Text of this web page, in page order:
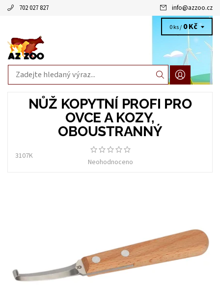
702 027 827 info@azzoo.cz
0 ks / 0 Kč
NŮŽ KOPYTNÍ PROFI PRO
OVCE A KOZY,
OBOUSTRANNÝ
3107K
Neohodnoceno